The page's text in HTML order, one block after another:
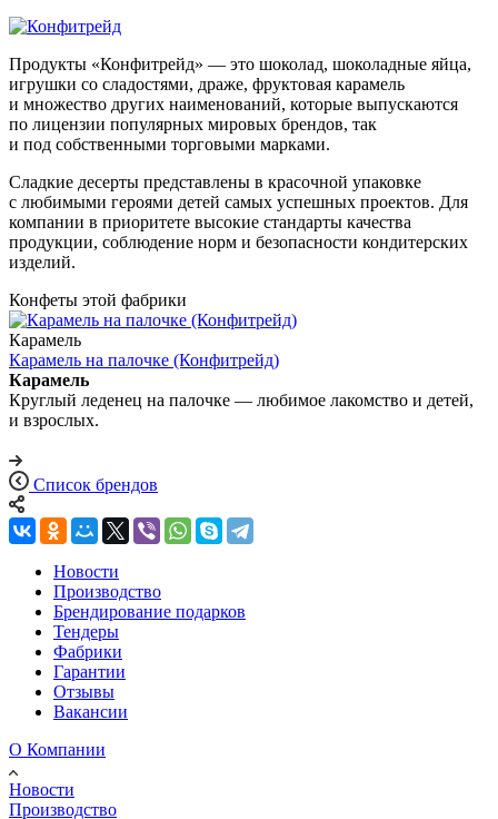
Продукты «Конфитрейд» — это шоколад, шоколадные яйца,
игрушки со сладостями, драже, фруктовая карамель
и множество других наименований, которые выпускаются
по лицензии популярных мировых брендов, так
и под собственными торговыми марками.
Сладкие десерты представлены в красочной упаковке
с любимыми героями детей самых успешных проектов. Для
компании в приоритете высокие стандарты качества
продукции, соблюдение норм и безопасности кондитерских
изделий.
Конфеты этой фабрики
Карамель
Карамель на палочке (Конфитрейд)
Карамель
Круглый леденец на палочке — любимое лакомство и детей,
и взрослых.
Список брендов
Новости
Производство
Брендирование подарков
Тендеры
Фабрики
Гарантии
Отзывы
Вакансии
О Компании
Новости
Производство